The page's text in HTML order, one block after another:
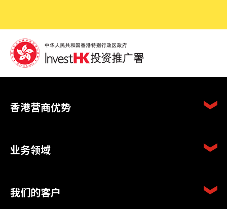
香港营商优势
业务领域
我们的客户